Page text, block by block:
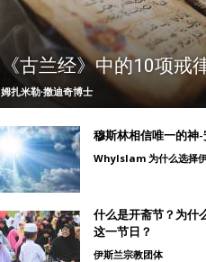
《古兰经》中的10项戒
姆扎米勒∙撒迪奇博士
穆斯林相信唯一的神
WhyIslam 为什么选择
什么是开斋节？为什
这一节日？
伊斯兰宗教团体